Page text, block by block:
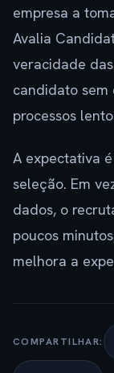
empresa a
Avalia
veracidade
candidato
processos
A expectativa
seleção. Em
dados, o
poucos
melhora a
COMPARTILHAR: